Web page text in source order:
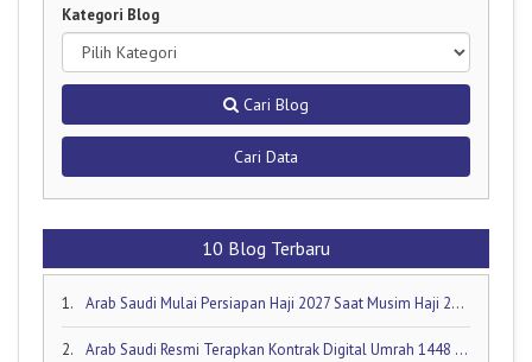
Kategori Blog
Cari Blog
Cari Data
10 Blog Terbaru
1. Arab Saudi Mulai Persiapan Haji 2027 Saat Musim Haji 2026 Masih Berjalan!
2. Arab Saudi Resmi Terapkan Kontrak Digital Umrah 1448 H: Visa Dibuka Akhir Mei 2026